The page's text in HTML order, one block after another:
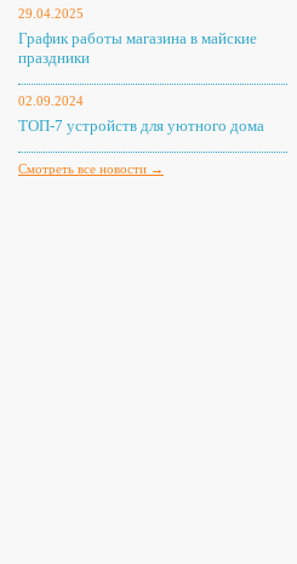
29.04.2025
График работы магазина в майские
праздники
02.09.2024
ТОП-7 устройств для уютного дома
Смотреть все новости →